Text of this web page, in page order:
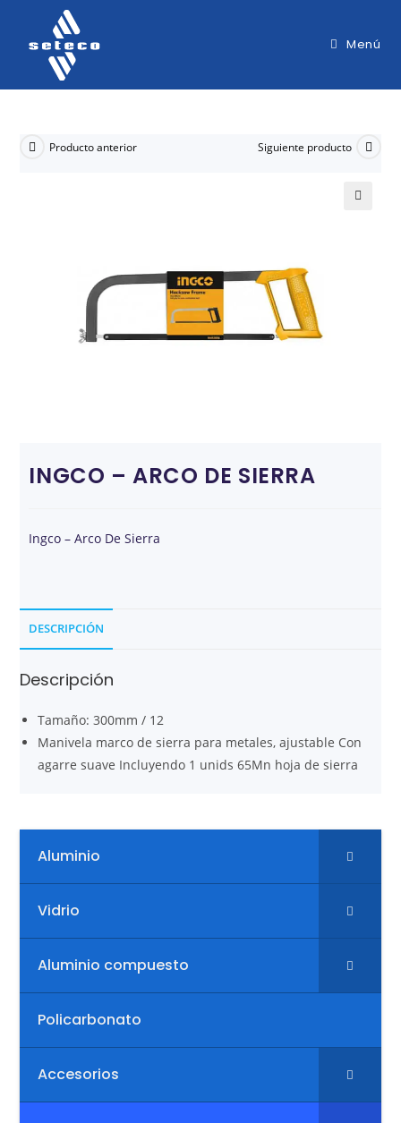
Menú
Producto anterior Siguiente producto
INGCO – ARCO DE SIERRA
Ingco – Arco De Sierra
DESCRIPCIÓN
Descripción
Tamaño: 300mm / 12
Manivela marco de sierra para metales, ajustable Con
agarre suave Incluyendo 1 unids 65Mn hoja de sierra
Aluminio
Vidrio
Aluminio compuesto
Policarbonato
Accesorios